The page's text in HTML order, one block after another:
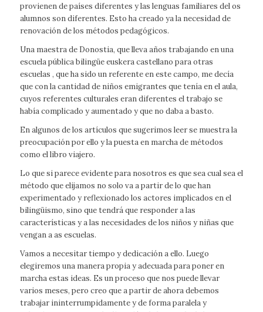
provienen de países diferentes y las lenguas familiares del os
alumnos son diferentes. Esto ha creado ya la necesidad de
renovación de los métodos pedagógicos.
Una maestra de Donostia, que lleva años trabajando en una
escuela pública bilingüe euskera castellano para otras
escuelas , que ha sido un referente en este campo, me decía
que con la cantidad de niños emigrantes que tenía en el aula,
cuyos referentes culturales eran diferentes el trabajo se
había complicado y aumentado y que no daba a basto.
En algunos de los artículos que sugerimos leer se muestra la
preocupación por ello y la puesta en marcha de métodos
como el libro viajero.
Lo que si parece evidente para nosotros es que sea cual sea el
método que elijamos no solo va a partir de lo que han
experimentado y reflexionado los actores implicados en el
bilingüismo, sino que tendrá que responder a las
características y a las necesidades de los niños y niñas que
vengan a as escuelas.
Vamos a necesitar tiempo y dedicación a ello. Luego
elegiremos una manera propia y adecuada para poner en
marcha estas ideas. Es un proceso que nos puede llevar
varios meses, pero creo que a partir de ahora debemos
trabajar ininterrumpidamente y de forma paralela y